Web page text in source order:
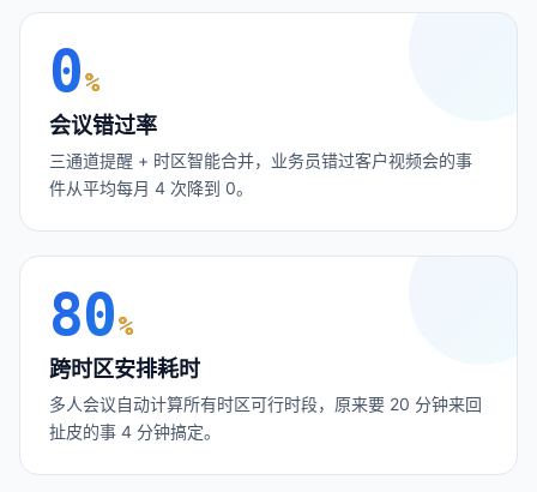
0%
会议错过率
三通道提醒 + 时区智能合并，业务员错过客户视频会的事
件从平均每月 4 次降到 0。
80%
跨时区安排耗时
多人会议自动计算所有时区可行时段，原来要 20 分钟来回
扯皮的事 4 分钟搞定。